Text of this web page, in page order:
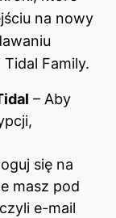
na nowy
Family.
– Aby
się na
masz pod
e-mail